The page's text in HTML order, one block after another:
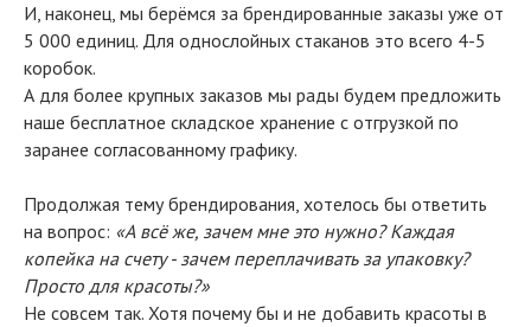
И, наконец, мы берёмся за брендированные заказы уже от
5 000 единиц. Для однослойных стаканов это всего 4-5
коробок.
А для более крупных заказов мы рады будем предложить
наше бесплатное складское хранение с отгрузкой по
заранее согласованному графику.
Продолжая тему брендирования, хотелось бы ответить
на вопрос: «А всё же, зачем мне это нужно? Каждая
копейка на счету - зачем переплачивать за упаковку?
Просто для красоты?»
Не совсем так. Хотя почему бы и не добавить красоты в